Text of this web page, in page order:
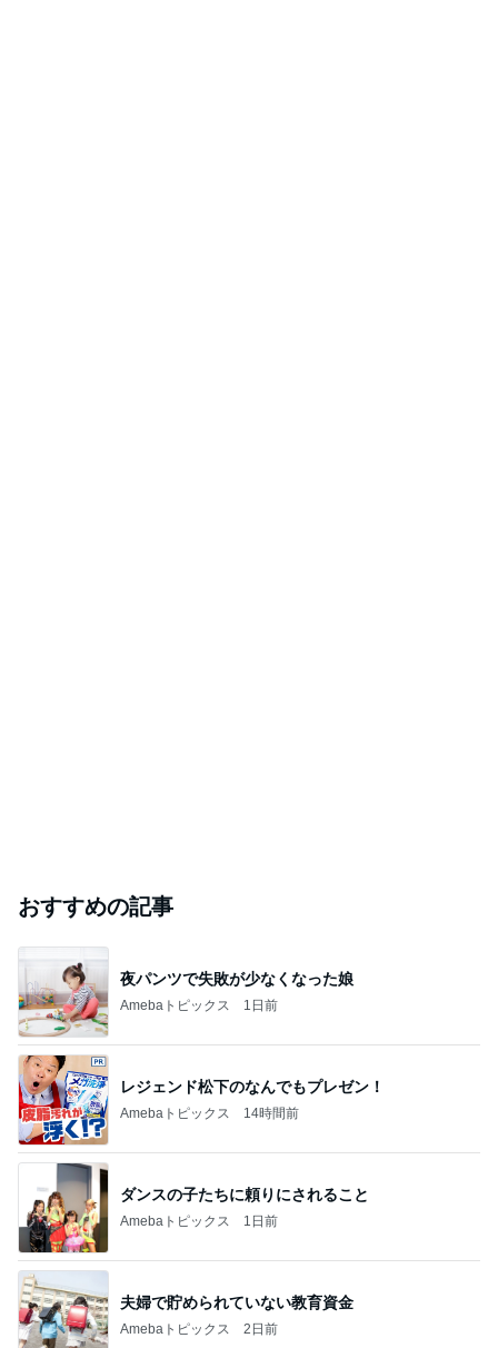
おすすめの記事
夜パンツで失敗が少なくなった娘
Amebaトピックス 1日前
レジェンド松下のなんでもプレゼン！
Amebaトピックス 14時間前
ダンスの子たちに頼りにされること
Amebaトピックス 1日前
夫婦で貯められていない教育資金
Amebaトピックス 2日前